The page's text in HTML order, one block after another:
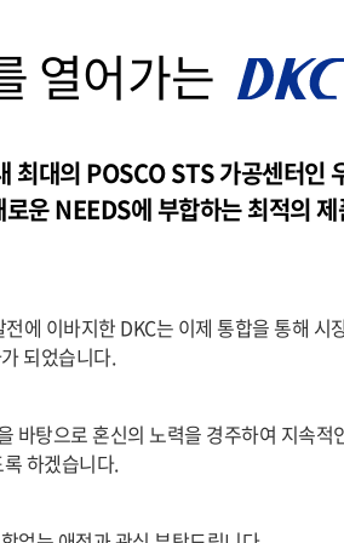
열어가는
최대의 POSCO STS 가공센터인
운 NEEDS에 부합하는 최적의
에 이바지한 DKC는 이제 통합을 통해 시
되었습니다.
바탕으로 혼신의 노력을 경주하여 지속적
하겠습니다.